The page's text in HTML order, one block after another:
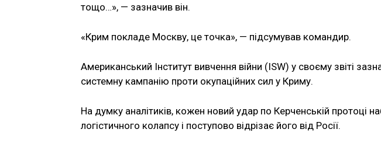
тощо…», — зазначив він.
«Крим покладе Москву, це точка», — підсумував командир.
Американський Інститут вивчення війни (ISW) у своєму звіті
системну кампанію проти окупаційних сил у Криму.
На думку аналітиків, кожен новий удар по Керченській протоці
логістичного колапсу і поступово відрізає його від Росії.